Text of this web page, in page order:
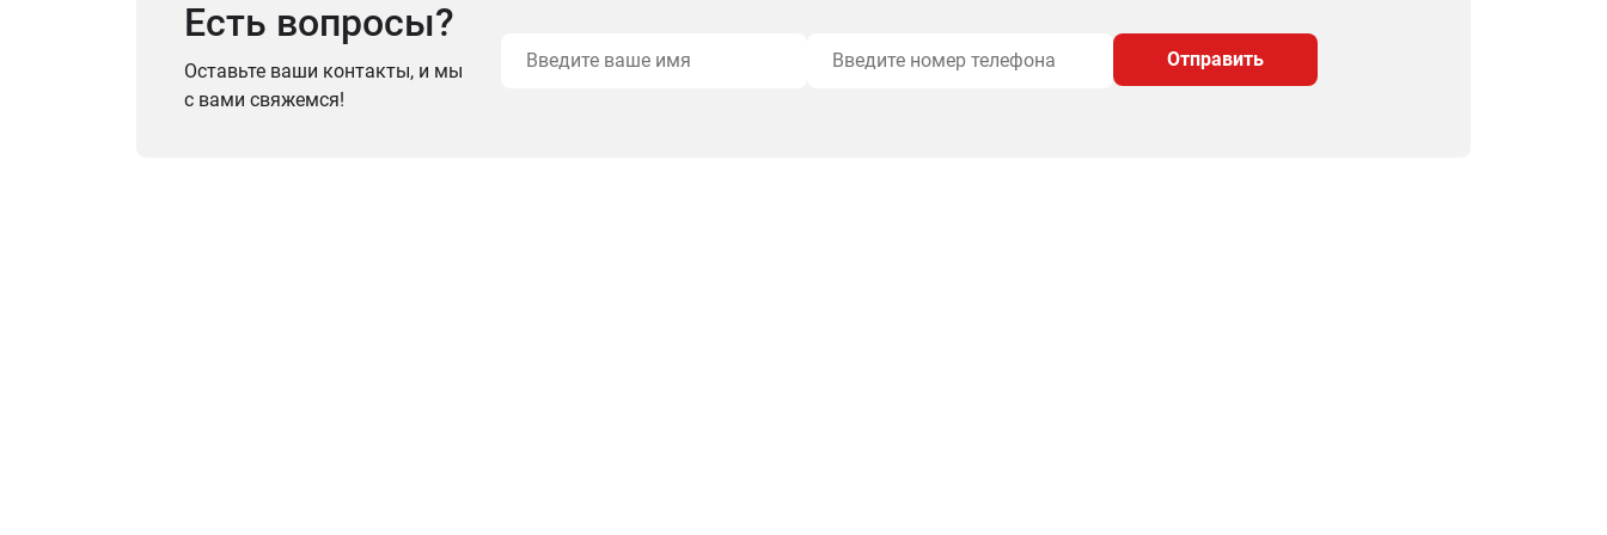
Есть вопросы?
Оставьте ваши контакты, и мы
с вами свяжемся!